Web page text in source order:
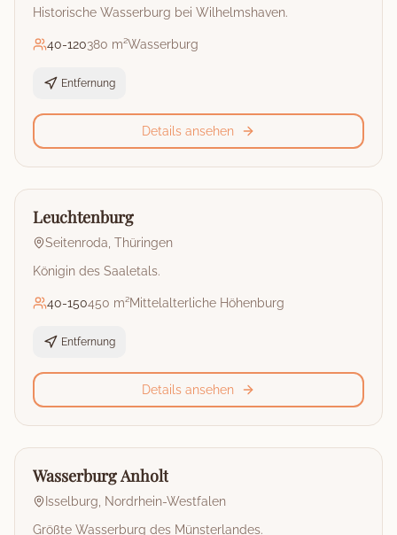
Historische Wasserburg bei Wilhelmshaven.
40-120380 m²Wasserburg
Entfernung
Details ansehen
🏰
Burg
Leuchtenburg
Seitenroda Thüringen
Königin des Saaletals.
40-150450 m²Mittelalterliche Höhenburg
Entfernung
Details ansehen
🏰
Burg
Wasserburg Anholt
Isselburg
Nordrhein-Westfalen
Größte Wasserburg des Münsterlandes.